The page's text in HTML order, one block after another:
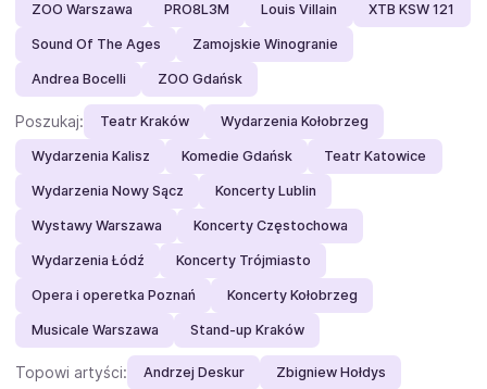
ZOO Warszawa PRO8L3M Louis Villain XTB KSW 121
Sound Of The Ages Zamojskie Winogranie
Andrea Bocelli ZOO Gdańsk
Poszukaj: Teatr Kraków Wydarzenia Kołobrzeg
Wydarzenia Kalisz Komedie Gdańsk Teatr Katowice
Wydarzenia Nowy Sącz Koncerty Lublin
Wystawy Warszawa Koncerty Częstochowa
Wydarzenia Łódź Koncerty Trójmiasto
Opera i operetka Poznań Koncerty Kołobrzeg
Musicale Warszawa Stand-up Kraków
Topowi artyści: Andrzej Deskur Zbigniew Hołdys